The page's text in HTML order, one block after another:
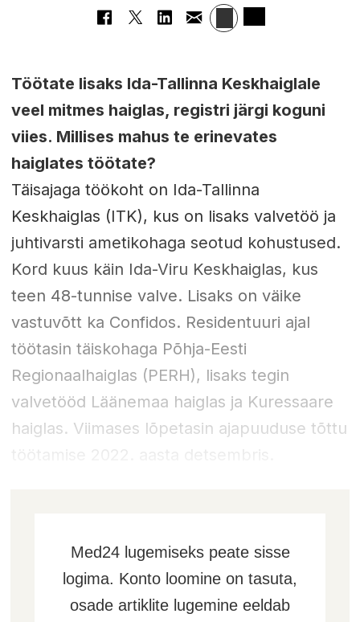
Töötate lisaks Ida-Tallinna Keskhaiglale
veel mitmes haiglas, registri järgi koguni
viies. Millises mahus te erinevates
haiglates töötate?
Täisajaga töökoht on Ida-Tallinna
Keskhaiglas (ITK), kus on lisaks valvetöö ja
juhtivarsti ametikohaga seotud kohustused.
Kord kuus käin Ida-Viru Keskhaiglas, kus
teen 48-tunnise valve. Lisaks on väike
vastuvõtt ka Confidos. Residentuuri ajal
töötasin täiskohaga Põhja-Eesti
Regionaalhaiglas (PERH), lisaks tegin
valvetööd Läänemaa haiglas ja Kuressaare
haiglas. Viimases lõpetasin ajapuuduse tõttu
Med24 lugemiseks peate sisse
logima. Konto loomine on tasuta,
osade artiklite lugemine eeldab